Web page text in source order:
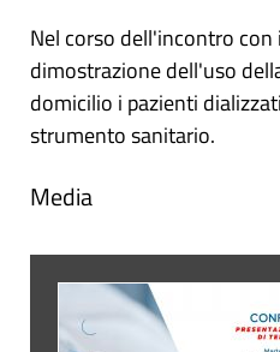
Nel corso dell'incontro
dimostrazione dell'uso
domicilio i pazienti
strumento sanitario.
Media